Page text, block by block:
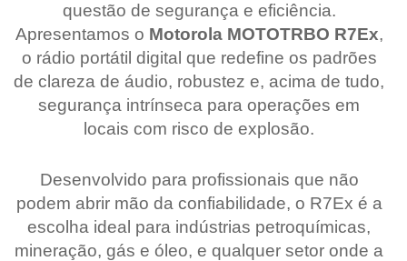
questão de segurança e eficiência.
Apresentamos o Motorola MOTOTRBO R7Ex,
o rádio portátil digital que redefine os padrões
de clareza de áudio, robustez e, acima de tudo,
segurança intrínseca para operações em
locais com risco de explosão.
Desenvolvido para profissionais que não
podem abrir mão da confiabilidade, o R7Ex é a
escolha ideal para indústrias petroquímicas,
mineração, gás e óleo, e qualquer setor onde a